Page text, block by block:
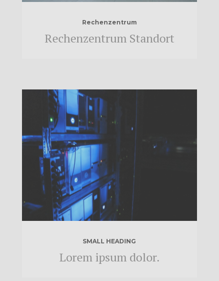
Rechenzentrum
Rechenzentrum Standort
SMALL HEADING
Lorem ipsum dolor.